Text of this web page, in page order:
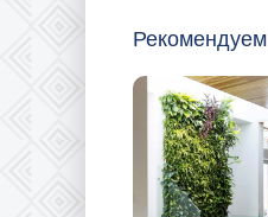
Рекомендуем